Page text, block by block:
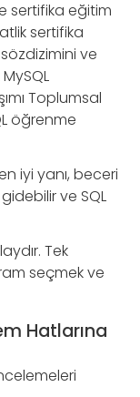
sertifika eğitim
sertifika
sözdizimini ve
Toplumsal
öğrenme
iyi yanı, beceri
ve SQL
Tek
seçmek ve
Hatlarına